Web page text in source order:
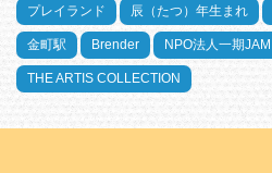
プレイランド 辰（たつ）年生まれ
金町駅 Brender NPO法人一期JAM
THE ARTIS COLLECTION